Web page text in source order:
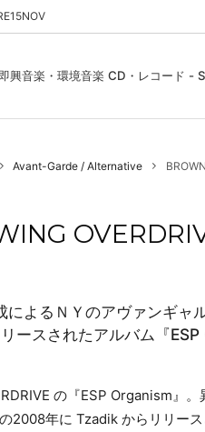
興音楽・環境音楽 CD・レコード -
Country
Jazz
問合わせ
Avant-Garde / Alternative
によるＮＹのアヴァンギャ
ースされたアルバム『ESP
の『ESP Organism』
2008年に Tzadik からリリー